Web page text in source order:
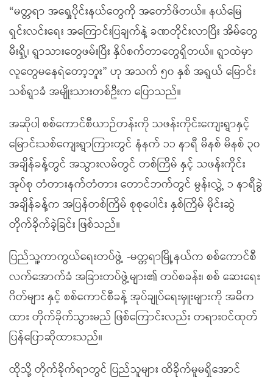
“မတ္တရာ အရှေ့ပိုင်းနယ်တွေကို အတော်ဖိတယ်။ နယ်မြေ
ရှင်းလင်းရေး အကြောင်းပြချက်နဲ့ ခဏတိုင်းလာပြီး အိမ်တွေ
မီးရှို့၊ ရွာသားတွေဖမ်းပြီး နှိပ်စက်တာတွေရှိတယ်။ ရွာထဲမှာ
လူတွေမနေရဲတော့ဘူး” ဟု အသက် ၅၀ နှစ် အရွယ် မြောင်း
သစ်ရွာခံ အမျိုးသားတစ်ဦးက ပြောသည်။
အဆိုပါ စစ်ကောင်စီယာဉ်တန်းကို သဖန်းကိုင်းကျေးရွာနှင့်
မြောင်းသစ်ကျေးရွာကြားတွင် နံနက် ၁၁ နာရီ မိနစ် မိနစ် ၃၀
အချိန်ခန့်တွင် အသွားလမ်တွင် တစ်ကြိမ် နှင့် သဖန်းကိုင်း
အုပ်စု တံတားနက်တံတား တောင်ဘက်တွင် မွန်းလွှဲ့ ၁ နာရီခွဲ
အချိန်ခန့်က အပြန်တစ်ကြိမ် စုစုပေါင်း နှစ်ကြိမ် မိုင်းဆွဲ
တိုက်ခိုက်ခဲ့ခြင်း ဖြစ်သည်။
ပြည်သူ့ကာကွယ်ရေးတပ်ဖွဲ့ -မတ္တရာမြို့နယ်က စစ်ကောင်စီ
လက်အောက်ခံ အခြားတပ်ဖွဲ့များ၏ တပ်စခန်း၊ စစ် ဆေးရေး
ဂိတ်များ နှင့် စစ်ကောင်စီခန့် အုပ်ချုပ်ရေးမှူးများကို အဓိက
ထား တိုက်ခိုက်သွားမည် ဖြစ်ကြောင်းလည်း တရားဝင်ထုတ်
ပြန်ပြောဆိုထားသည်။
ထိုသို့ တိုက်ခိုက်ရာတွင် ပြည်သူများ ထိခိုက်မူမရှိအောင်